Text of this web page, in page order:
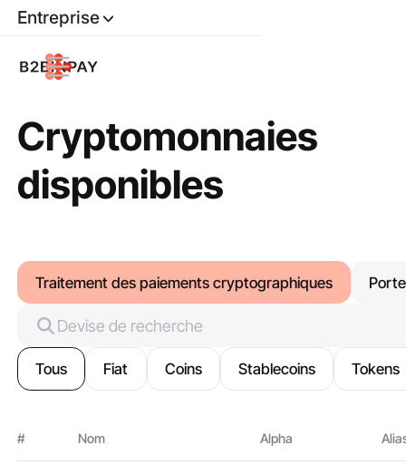
Entreprise
Cryptomonnaies
disponibles
Traitement des paiements cryptographiques
Tous Fiat Coins Stablecoins Tokens
# Nom Alpha